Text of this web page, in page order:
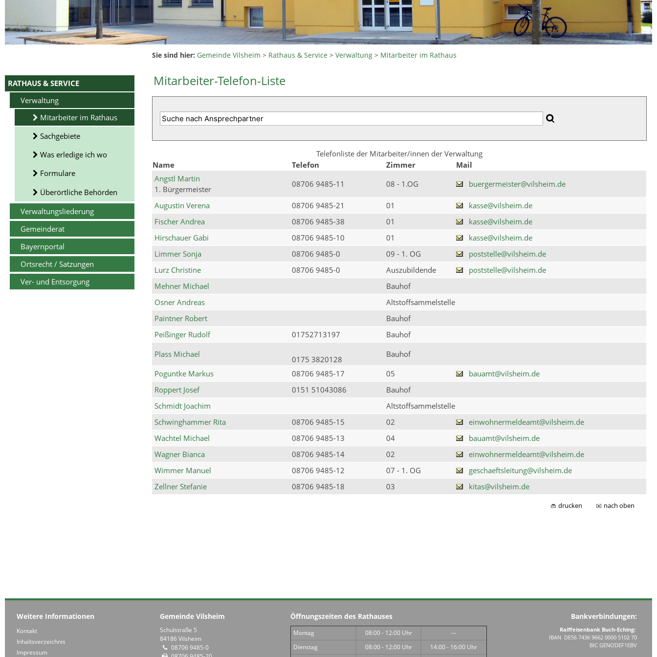
RATHAUS & SERVICE
Verwaltung
Mitarbeiter im Rathaus
Sachgebiete
Was erledige ich wo
Formulare
Überörtliche Behörden
Verwaltungsliederung
Gemeinderat
Bayernportal
Ortsrecht / Satzungen
Ver- und Entsorgung
Sie sind hier: Gemeinde Vilsheim > Rathaus & Service >Verwaltung > Mitarbeiter im Rathaus
Mitarbeiter-Telefon-Liste
Telefonliste der Mitarbeiter/innen der Verwaltung
Name
Telefon Zimmer
Mail
Angstl Martin
1. Bürgermeister
08706 9485-11 08 - 1.OG buergermeister@vilsheim.de
Augustin Verena 08706 9485-21 01
kasse@vilsheim.de
Fischer Andrea
08706 9485-38 01
kasse@vilsheim.de
Hirschauer Gabi
08706 9485-10 01
kasse@vilsheim.de
Limmer Sonja
08706 9485-0 09 - 1. OG
poststelle@vilsheim.de
Lurz Christine
08706 9485-0 Auszubildende
poststelle@vilsheim.de
Mehner Michael
Bauhof
Osner Andreas
Altstoffsammelstelle
Paintner Robert
Bauhof
Peißinger Rudolf
01752713197
Bauhof
Plass Michael
0175 3820128
Bauhof
Poguntke Markus
08706 9485-17 05
bauamt@vilsheim.de
Roppert Josef
0151 51043086
Bauhof
Schmidt Joachim
Altstoffsammelstelle
Schwinghammer Rita
08706 9485-15 02
einwohnermeldeamt@vilsheim.de
Wachtel Michael
08706 9485-13 04
bauamt@vilsheim.de
Wagner Bianca
08706 9485-14 02
einwohnermeldeamt@vilsheim.de
Wimmer Manuel
08706 9485-12 07 - 1. OG
geschaeftsleitung@vilsheim.de
Zellner Stefanie
08706 9485-18 03 kitas@vilsheim.de
drucken nach oben
Weitere Informationen
Kontakt
Inhaltsverzeichnis
Impressum
Gemeinde Vilsheim
Schulstraße 5
84186 Vilsheim
08706 9485-0
Öffnungszeiten des Rathauses
Montag 08:00 - 12:00 Uhr
---
Dienstag
08:00 - 12:00 Uhr
14:00 - 16:00 Uhr
Bankverbindungen:
Raiffeisenbank Buch-Eching:
IBAN DE56 7436 9662 0000 5102 70
BIC GENODEF1EBV